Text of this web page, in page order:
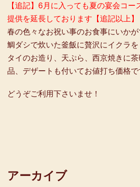
【追記】6月に入っても夏の宴会コー
提供を延長しております【追記以上】
春の色々なお祝い事のお食事にいか
鯛ダシで炊いた釜飯に贅沢にイクラを
タイのお造り、天ぷら、西京焼きに
品、デザートも付いてお値打ち価格で
どうぞご利用下さいませ！
アーカイブ